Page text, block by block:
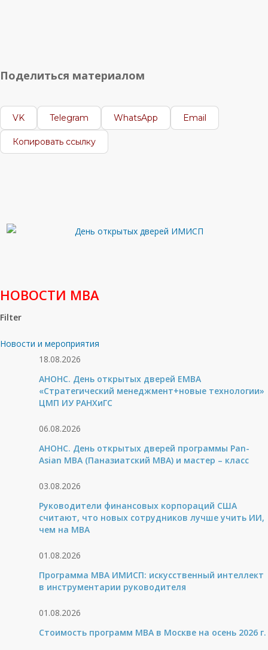
Поделиться материалом
VK Telegram WhatsApp Email
Копировать ссылку
НОВОСТИ МВА
Filter
Новости и мероприятия
18.08.2026
АНОНС. День открытых дверей ЕМВА
«Стратегический менеджмент+новые технологии»
ЦМП ИУ РАНХиГС
06.08.2026
АНОНС. День открытых дверей программы Pan-
Asian MBA (Паназиатский MBA) и мастер – класс
03.08.2026
Руководители финансовых корпораций США
считают, что новых сотрудников лучше учить ИИ,
чем на МВА
01.08.2026
Программа MBA ИМИСП: искусственный интеллект
в инструментарии руководителя
01.08.2026
Стоимость программ MBA в Москве на осень 2026 г.